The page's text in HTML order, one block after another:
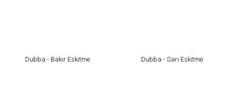
Dubba - Bakır Eskitme Dubba - Sarı Eskitme